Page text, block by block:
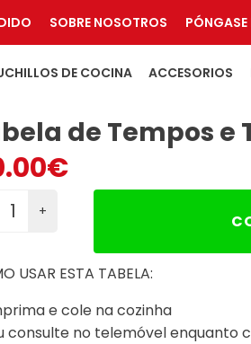
SOBRE NOSOTROS
DE COCINA ACCESORIOS
de Tempos
€
+
USAR ESTA TABELA:
e cole na cozinha
consulte no telemóvel enquanto